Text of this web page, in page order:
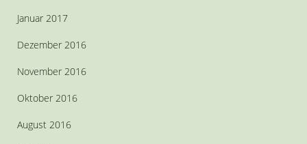
Januar 2017
Dezember 2016
November 2016
Oktober 2016
August 2016